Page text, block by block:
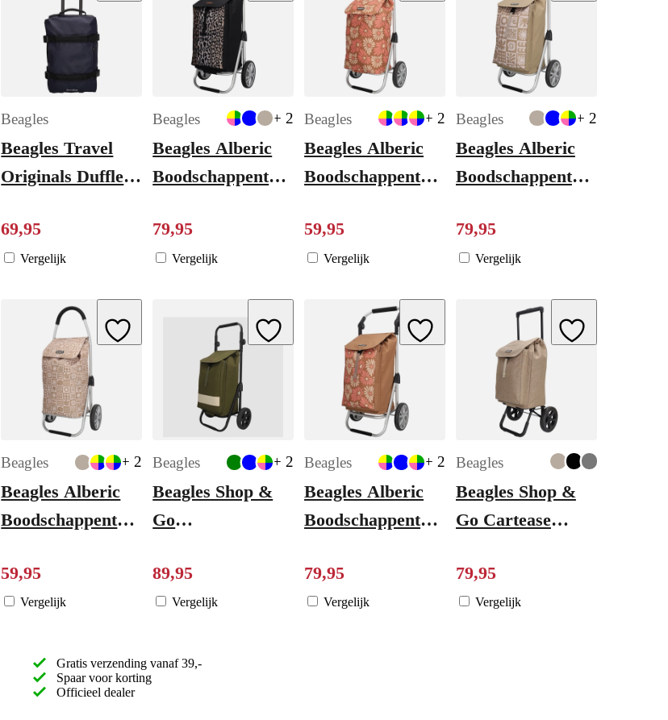
Beagles
Beagles Travel
Originals Duffle
69,95
Vergelijk
+ 2
Beagles
Beagles Alberic
Boodschappentrolley
79,95
Vergelijk
+ 2
Beagles
Beagles Alberic
Boodschappentrolley
59,95
Vergelijk
+ 2
Beagles
Beagles Alberic
Boodschappentrolley
79,95
Vergelijk
Add to Wishlist
+ 2
Beagles
Beagles Alberic
Boodschappentrolley
59,95
Vergelijk
Add to Wishlist
+ 2
Beagles
Beagles Shop &
Go
olivegreen
89,95
Vergelijk
Add to Wishlist
+ 2
Beagles
Beagles Alberic
Boodschappentrolley
79,95
Vergelijk
Add to Wishlist
Beagles
Beagles Shop &
Go Cartease
taupe
79,95
Vergelijk
Gratis verzending vanaf 39,-
Spaar voor korting
Officieel dealer